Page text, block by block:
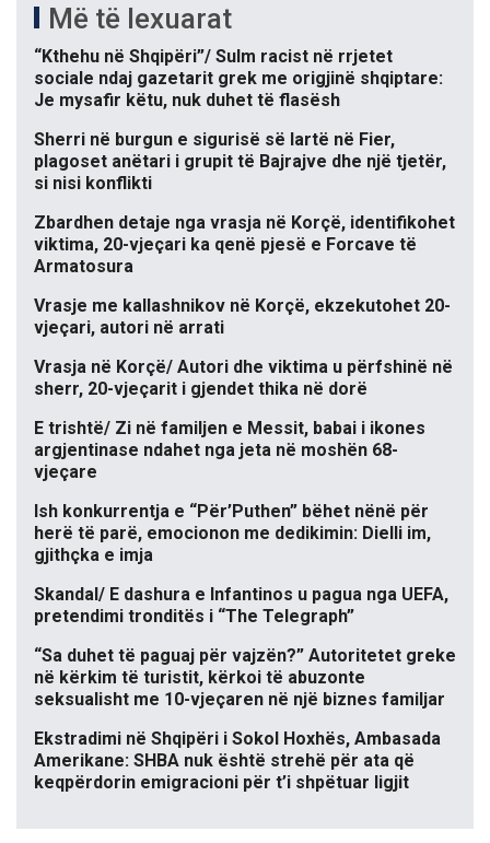
Më të lexuarat
“Kthehu në Shqipëri”/ Sulm racist në rrjetet
sociale ndaj gazetarit grek me origjinë shqiptare:
Je mysafir këtu, nuk duhet të flasësh
Sherri në burgun e sigurisë së lartë në Fier,
plagoset anëtari i grupit të Bajrajve dhe një tjetër,
si nisi konflikti
Zbardhen detaje nga vrasja në Korçë, identifikohet
viktima, 20-vjeçari ka qenë pjesë e Forcave të
Armatosura
Vrasje me kallashnikov në Korçë, ekzekutohet 20-
vjeçari, autori në arrati
Vrasja në Korçë/ Autori dhe viktima u përfshinë në
sherr, 20-vjeçarit i gjendet thika në dorë
E trishtë/ Zi në familjen e Messit, babai i ikones
argjentinase ndahet nga jeta në moshën 68-
vjeçare
Ish konkurrentja e “Për’Puthen” bëhet nënë për
herë të parë, emocionon me dedikimin: Dielli im,
gjithçka e imja
Skandal/ E dashura e Infantinos u pagua nga UEFA,
pretendimi tronditës i “The Telegraph”
“Sa duhet të paguaj për vajzën?” Autoritetet greke
në kërkim të turistit, kërkoi të abuzonte
seksualisht me 10-vjeçaren në një biznes familjar
Ekstradimi në Shqipëri i Sokol Hoxhës, Ambasada
Amerikane: SHBA nuk është strehë për ata që
keqpërdorin emigracioni për t’i shpëtuar ligjit